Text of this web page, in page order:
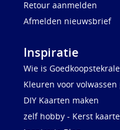
Retour aanmelden
Afmelden nieuwsbrief
Inspiratie
Wie is
Kleuren voor
DIY Kaarten maken
zelf hobby - Kerst